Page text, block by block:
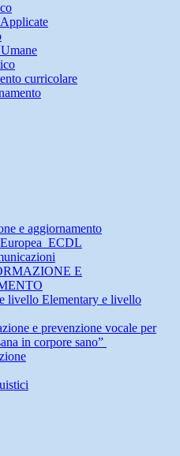
curricolare
e aggiornamento
ECDL
E
livello Elementary e livello
e prevenzione vocale per
in corpore sano”